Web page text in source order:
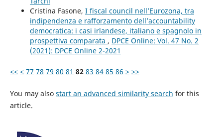
Cristina Fasone, I fiscal council nell’Eurozona, tra
indipendenza e rafforzamento dell’accountability
democratica: i casi irlandese, italiano e spagnolo in
prospettiva comparata , DPCE Online: Vol. 47 No. 2
(2021): DPCE Online 2-2021
<< < 77 78 79 80 81 82 83 84 85 86 > >>
You may also start an advanced similarity search for this
article.